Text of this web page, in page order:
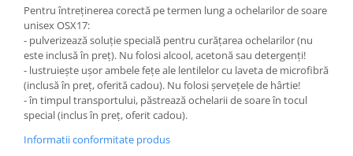
Pentru întreținerea corectă pe termen lung a ochelarilor de soare
unisex OSX17:
- pulverizează soluție specială pentru curățarea ochelarilor (nu
este inclusă în preț). Nu folosi alcool, acetonă sau detergenți!
- lustruiește ușor ambele fețe ale lentilelor cu laveta de microfibră
(inclusă în preț, oferită cadou). Nu folosi șervețele de hârtie!
- în timpul transportului, păstrează ochelarii de soare în tocul
special (inclus în preț, oferit cadou).
Informatii conformitate produs